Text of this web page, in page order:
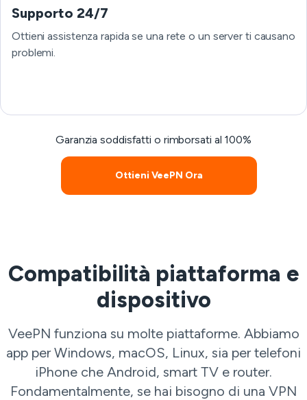
Supporto 24/7
Ottieni assistenza rapida se una rete o un server ti causano
problemi.
Garanzia soddisfatti o rimborsati al 100%
Ottieni VeePN Ora
Compatibilità piattaforma e
dispositivo
VeePN funziona su molte piattaforme. Abbiamo
app per Windows, macOS, Linux, sia per telefoni
iPhone che Android, smart TV e router.
Fondamentalmente, se hai bisogno di una VPN